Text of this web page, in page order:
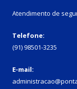
Atendimento de
Telefone:
(91) 98501-3235
E-mail: